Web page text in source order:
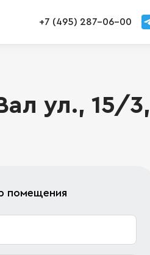
+7 (495) 287-06-00
ул., 15/3,
помещения